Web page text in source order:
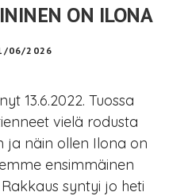
ON ILONA
06/2026
13.6.2022. Tuossa
vielä rodusta
ja näin ollen Ilona on
ensimmäinen
syntyi jo heti